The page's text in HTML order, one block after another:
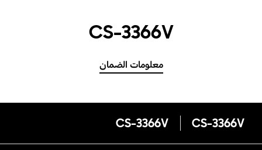
CS-3366V
معلومات الضمان
CS-3366V
CS-3366V